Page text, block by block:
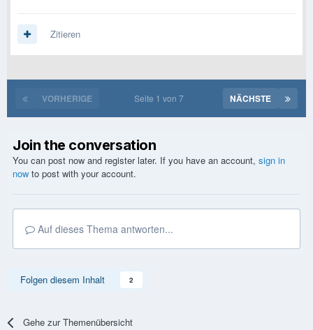
Zitieren
VORHERIGE NÄCHSTE
Seite 1 von 7
Join the conversation
You can post now and register later. If you have an account, sign in
now to post with your account.
Auf dieses Thema antworten...
Folgen diesem Inhalt 2
Gehe zur Themenübersicht